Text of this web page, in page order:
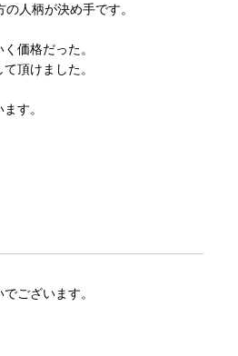
人柄が決め手です。
価格だった。
頂けました。
す。
ございます。